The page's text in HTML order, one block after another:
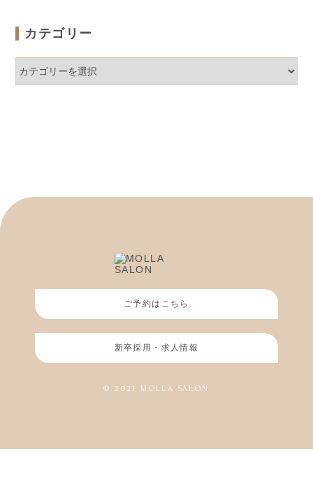
カテゴリー
テ
ゴ
ご予約はこちら
新卒採用・求人情報
© 2021 MOLLA SALON